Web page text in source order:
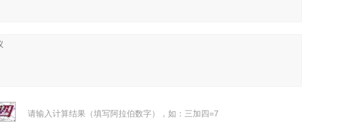
请输入计算结果（填写阿拉伯数字），如：三加四=7